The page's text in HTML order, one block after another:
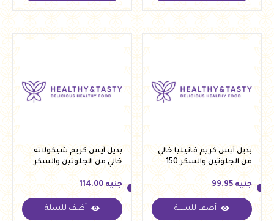
بديل آيس كريم فانيليا خالي
من الجلوتين والسكر 150
جرام من كريستال
جنيه
جنيه 99.95
أضف للسلة
بديل آيس كريم شيكولاته
خالي من الجلوتين والسكر
150 جرام من كريستال
جنيه
جنيه 114.00
أضف للسلة